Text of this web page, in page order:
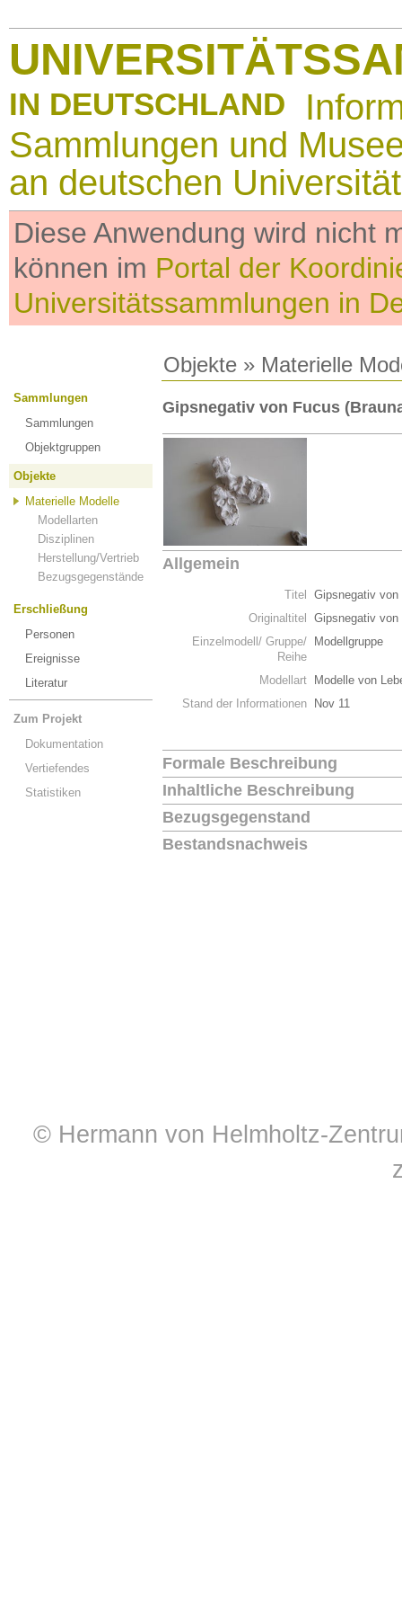
IN DEUTSCHLAND
Sammlungen und
an deutschen
Diese Anwendung wird nicht
können im Portal der
Universitätssammlungen in
Objekte » Materielle
Sammlungen
Sammlungen
Objektgruppen
Objekte
Materielle Modelle
Modellarten
Disziplinen
Herstellung/Vertrieb
Bezugsgegenstände
Erschließung
Personen
Ereignisse
Literatur
Zum Projekt
Dokumentation
Vertiefendes
Statistiken
Gipsnegativ von Fucus
Allgemein
Titel
Gipsnegativ von
Originaltitel
Gipsnegativ von
Einzelmodell/ Gruppe/
Reihe
Modellgruppe
Modellart
Modelle von
Stand der Informationen
Nov 11
Formale Beschreibung
Inhaltliche Beschreibung
Bezugsgegenstand
Bestandsnachweis
© Hermann von Helmholtz-